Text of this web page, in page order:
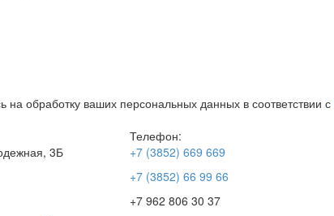
обработку ваших персональных данных в соответствии с
3Б
Телефон:
+7 (3852) 669 669
+7 (3852) 66 99 66
+7 962 806 30 37